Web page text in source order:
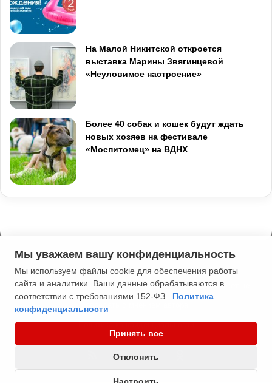
На Малой Никитской откроется
выставка Марины Звягинцевой
«Неуловимое настроение»
Более 40 собак и кошек будут ждать
новых хозяев на фестивале
«Моспитомец» на ВДНХ
2013-2026 Типичная Москва. 16+. Мнение редакции может не
Политика конфиденциальности
RSS YouTubevk.com
Мы уважаем вашу конфиденциальность
Мы используем файлы cookie для обеспечения работы
сайта и аналитики. Ваши данные обрабатываются в
соответствии с требованиями 152-ФЗ.
Политика
конфиденциальности
Принять все
Отклонить